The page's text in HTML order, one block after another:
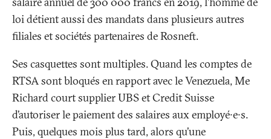
loi détient aussi des mandats dans plusieurs autres
filiales et sociétés partenaires de Rosneft.
Ses casquettes sont multiples. Quand les comptes de
RTSA sont bloqués en rapport avec le Venezuela, Me
Richard court supplier UBS et Credit Suisse
d’autoriser le paiement des salaires aux employé∙e∙s.
Puis, quelques mois plus tard, alors qu’une